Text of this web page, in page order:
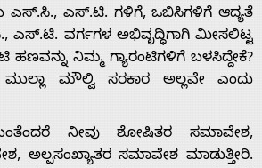
ಎಸ್.ಸಿ., ಎಸ್.ಟಿ. ಗಳಿಗೆ, ಒಬಿಸಿಗಳಿಗೆ ಆದ್ಯತೆ
ಎಸ್.ಟಿ. ವರ್ಗಗಳ ಅಭಿವೃದ್ಧಿಗಾಗಿ ಮೀಸಲಿಟ್ಟ
ನಿಮ್ಮ ಗ್ಯಾರಂಟಿಗಳಿಗೆ ಬಳಸಿದ್ದೇಕೆ?
ಮೌಲ್ವಿ ಸರಕಾರ ಅಲ್ಲವೇ ಎಂದು
ನೀವು ಶೋಷಿತರ ಸಮಾವೇಶ,
ಅಲ್ಪಸಂಖ್ಯಾತರ ಸಮಾವೇಶ ಮಾಡುತ್ತೀರಿ.